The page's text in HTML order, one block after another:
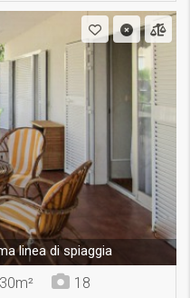
linea di spiaggia
18